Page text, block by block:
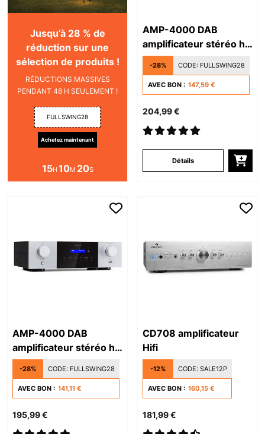
Jusqu’à 28 % de
réduction sur une
sélection de produits !
RÉDUCTIONS MASSIVES
PENDANT 48 H SEULEMENT !
FULLSWING28
Achetez maintenant
15H10M 19S
AMP-4000 DAB
amplificateur stéréo hi-
fi
-28% CODE: FULLSWING28
AVEC BON : 147,59 €
204,99 €
Détails
AMP-4000 DAB
amplificateur stéréo hi-
fi
-28% CODE: FULLSWING28
AVEC BON : 141,11 €
195,99 €
CD708 amplificateur
Hifi
-12% CODE: SALE12P
AVEC BON : 160,15 €
181,99 €